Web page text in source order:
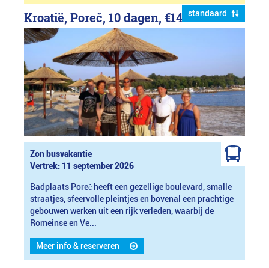
standaard
Kroatië, Poreč, 10 dagen, €1499
Zon busvakantie
Vertrek: 11 september 2026
Badplaats Poreč heeft een gezellige boulevard, smalle
straatjes, sfeervolle pleintjes en bovenal een prachtige
gebouwen werken uit een rijk verleden, waarbij de
Romeinse en Ve...
Meer info & reserveren